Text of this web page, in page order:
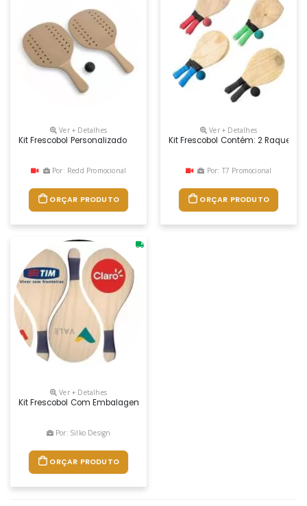
Ver + Detalhes
Kit Frescobol Personalizado
Por: Redd Promocional
ORÇAR PRODUTO
Ver + Detalhes
Kit Frescobol Contém: 2 Raquetes
Por: T7 Promocional
ORÇAR PRODUTO
Ver + Detalhes
Kit Frescobol Com Embalagem De Malha Plástica. Contém 2
Por: Silko Design
ORÇAR PRODUTO